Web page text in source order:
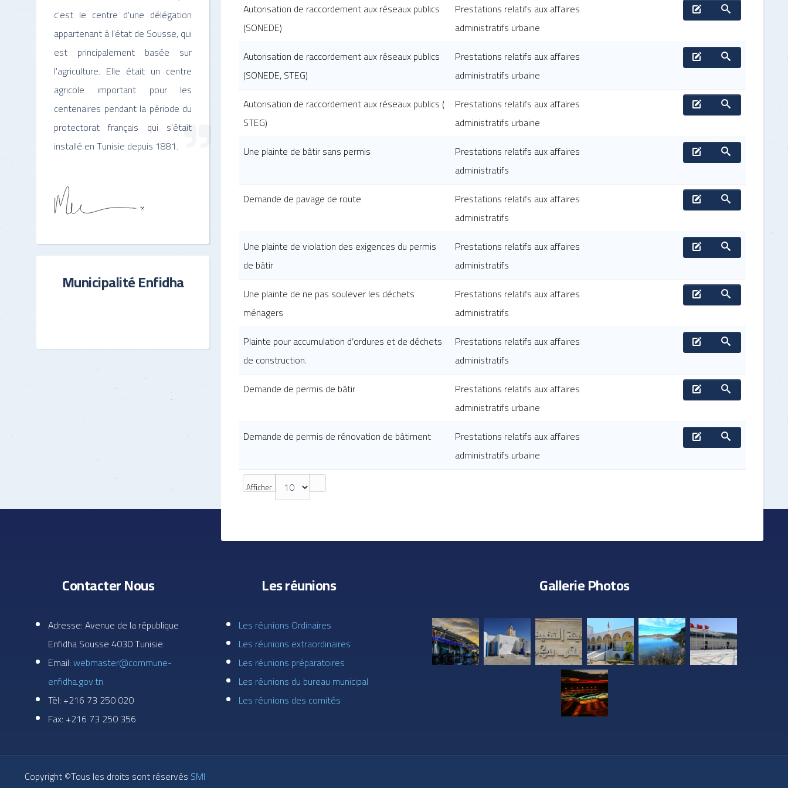
Afficher
Autorisation de raccordement aux réseaux publics
(SONEDE)
Prestations relatifs aux affaires
administratifs urbaine
Autorisation de raccordement aux réseaux publics
(SONEDE, STEG)
Prestations relatifs aux affaires
administratifs urbaine
Autorisation de raccordement aux réseaux publics (
STEG)
Prestations relatifs aux affaires
administratifs urbaine
Une plainte de bâtir sans permis
Prestations relatifs aux affaires
administratifs
Demande de pavage de route
Prestations relatifs aux affaires
administratifs
Une plainte de violation des exigences du permis
de bâtir
Prestations relatifs aux affaires
administratifs
Une plainte de ne pas soulever les déchets
ménagers
Prestations relatifs aux affaires
administratifs
Plainte pour accumulation d’ordures et de déchets
de construction.
Prestations relatifs aux affaires
administratifs
Demande de permis de bâtir
Prestations relatifs aux affaires
administratifs urbaine
Demande de permis de rénovation de bâtiment
Prestations relatifs aux affaires
administratifs urbaine
c'est le centre d'une délégation
appartenant à l'état de Sousse, qui
est principalement basée sur
l'agriculture. Elle était un centre
agricole important pour les
centenaires pendant la période du
protectorat français qui s'était
installé en Tunisie depuis 1881.
Municipalité Enfidha
Contacter Nous
Adresse: Avenue de la république
Enfidha Sousse 4030 Tunisie.
Email:webmaster@commune-
enfidha.gov.tn
Tèl: +216 73 250 020
Fax: +216 73 250 356
Les réunions
Les réunions Ordinaires
Les réunions extraordinaires
Les réunions préparatoires
Les réunions du bureau municipal
Les réunions des comités
Gallerie Photos
Copyright ©Tous les droits sont réservés SMI